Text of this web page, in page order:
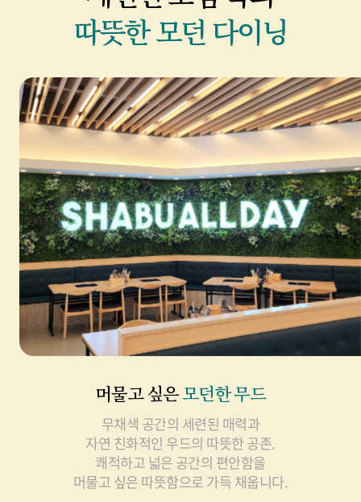
따뜻한 모던 다이닝
머물고 싶은모던한 무드
무채색 공간의 세련된 매력과
자연 친화적인 우드의 따뜻한 공존.
쾌적하고 넓은 공간의 편안함을
머물고 싶은 따뜻함으로 가득 채웁니다.